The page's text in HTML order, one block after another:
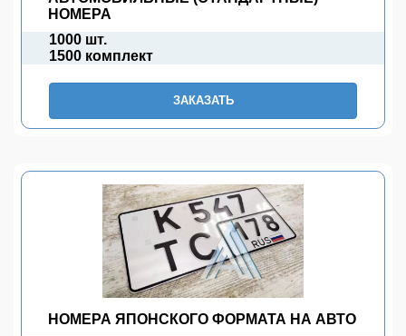
НОМЕРА
1000 шт.
1500 комплект
ЗАКАЗАТЬ
НОМЕРА ЯПОНСКОГО ФОРМАТА НА АВТО